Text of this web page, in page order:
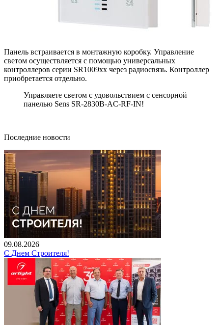
Панель встраивается в монтажную коробку. Управление
светом осуществляется с помощью универсальных
контроллеров серии SR1009xx через радиосвязь. Контроллер
приобретается отдельно.
Управляете светом с удовольствием с сенсорной
панелью Sens SR-2830B-AC-RF-IN!
Последние новости
09.08.2026
С Днем Строителя!